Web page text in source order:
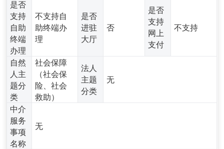
是否
支持
自助
终端
办理
不支持自
助终端办
理
是否
进驻
大厅
否
是否
支持
网上
支付
不支持
自然
人主
题分
类
社会保障
（社会保
险、社会
救助）
法人
主题
分类
无
中介
服务
事项
名称
无